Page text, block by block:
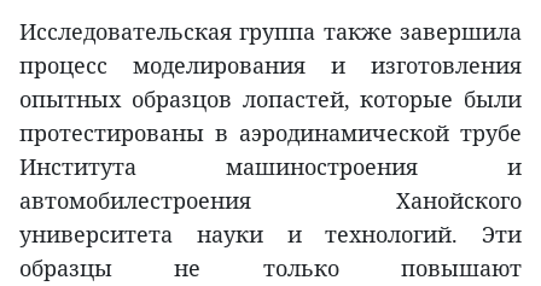
Исследовательская группа также завершила
процесс моделирования и изготовления
опытных образцов лопастей, которые были
протестированы в аэродинамической трубе
Института машиностроения и
автомобилестроения Ханойского
университета науки и технологий. Эти
образцы не только повышают